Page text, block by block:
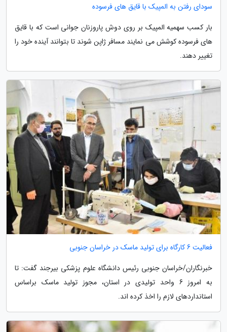
سودای رفتن به المپیک با قایق های فرسوده
بار کسب سهمیه المپیک بر روی دوش پاروزنان جوانی است که با قایق
های فرسوده کوشش می نمایند مسافر ژاپن شوند تا بتوانند آینده خود را
تغییر دهند.
فعالیت 6 کارگاه برای تولید ماسک در خراسان جنوبی
خبرنگاران/خراسان جنوبی رئیس دانشگاه علوم پزشکی بیرجند گفت: تا
به امروز 6 واحد تولیدی در استان، مجوز تولید ماسک براساس
استانداردهای لازم را اخذ کرده اند.